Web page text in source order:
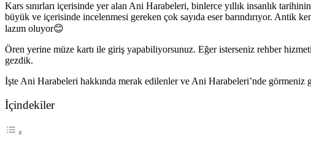
Kars sınırları içerisinde yer alan Ani Harabeleri, binlerce yıllık insanlık
büyük ve içerisinde incelenmesi gereken çok sayıda eser barındırıyor. Antik
lazım oluyor😊
Ören yerine müze kartı ile giriş yapabiliyorsunuz. Eğer isterseniz rehber
gezdik.
İşte Ani Harabeleri hakkında merak edilenler ve Ani Harabeleri’nde görmeniz
İçindekiler